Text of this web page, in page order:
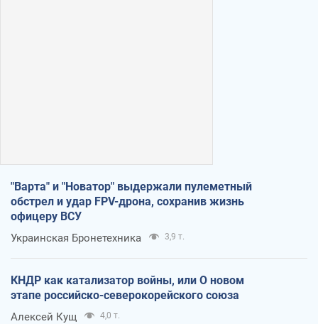
"Варта" и "Новатор" выдержали пулеметный
обстрел и удар FPV-дрона, сохранив жизнь
офицеру ВСУ
Украинская Бронетехника 3,9 т.
КНДР как катализатор войны, или О новом
этапе российско-северокорейского союза
Алексей Кущ 4,0 т.